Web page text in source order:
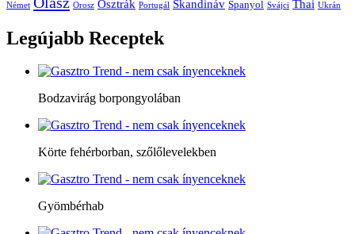
Német Orosz Osztrák Portugál Skandináv Spanyol Svájci Thai Ukrán
Legújabb Receptek
Bodzavirág borpongyolában
Körte fehérborban, szőlőlevelekben
Gyömbérhab